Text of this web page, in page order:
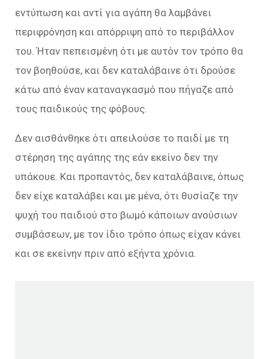
εντύπωση και αντί για αγάπη θα λαμβάνει
περιφρόνηση και απόρριψη από το περιβάλλον
του. Ήταν πεπεισμένη ότι με αυτόν τον τρόπο θα
τον βοηθούσε, και δεν καταλάβαινε ότι δρούσε
κάτω από έναν καταναγκασμό που πήγαζε από
τους παιδικούς της φόβους.
Δεν αισθάνθηκε ότι απειλούσε το παιδί με τη
στέρηση της αγάπης της εάν εκείνο δεν την
υπάκουε. Και προπαντός, δεν καταλάβαινε, όπως
δεν είχε καταλάβει και με μένα, ότι θυσίαζε την
ψυχή του παιδιού στο βωμό κάποιων ανούσιων
συμβάσεων, με τον ίδιο τρόπο όπως είχαν κάνει
και σε εκείνην πριν από εξήντα χρόνια.